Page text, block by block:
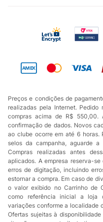
Preços e condições de
realizadas pela Internet.
compras acima de R$ 550,00.
confirmação de dados. Novos
ao clube ocorre em até 6 horas.
selos da campanha, aguarde
Compras realizadas antes
aplicados. A empresa reserva-
erros de digitação, incluindo
estornar a compra. Em caso de
o valor exibido no Carrinho de
como referência inicial a loja
variações conforme a localidade
Ofertas sujeitas à